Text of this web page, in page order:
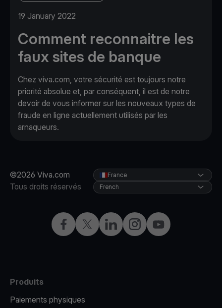
19 January 2022
Comment reconnaitre les
faux sites de banque
Chez viva.com, votre sécurité est toujours notre
priorité absolue et, par conséquent, il est de notre
devoir de vous informer sur les nouveaux types de
fraude en ligne actuellement utilisés par les
arnaqueurs.
©2026 Viva.com
Tous droits réservés
Facebook
X LinkedInInstagramYouTube
France
French
Produits
Paiements physiques